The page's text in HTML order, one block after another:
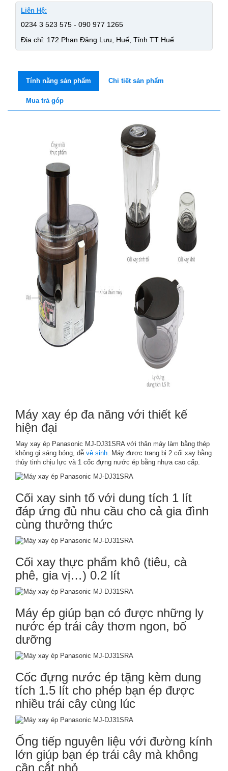
Liên Hệ:
0234 3 523 575 - 090 977 1265
Địa chỉ: 172 Phan Đăng Lưu, Huế, Tỉnh TT Huế
Tính năng sản phẩm Chi tiết sản phẩm
Mua trả góp
Máy xay ép đa năng với thiết kế
hiện đại
May xay ép Panasonic MJ-DJ31SRA với thân máy làm bằng thép
không gỉ sáng bóng, dễ vệ sinh. Máy được trang bị 2 cối xay bằng
thủy tinh chịu lực và 1 cốc đựng nước ép bằng nhựa cao cấp.
Cối xay sinh tố với dung tích 1 lít
đáp ứng đủ nhu cầu cho cả gia đình
cùng thưởng thức
Cối xay thực phẩm khô (tiêu, cà
phê, gia vị…) 0.2 lít
Máy ép giúp bạn có được những ly
nước ép trái cây thơm ngon, bổ
dưỡng
Cốc đựng nước ép tặng kèm dung
tích 1.5 lít cho phép bạn ép được
nhiều trái cây cùng lúc
Ống tiếp nguyên liệu với đường kính
lớn giúp bạn ép trái cây mà không
cần cắt nhỏ